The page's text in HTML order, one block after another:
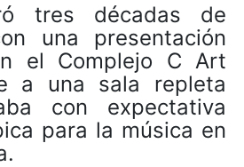
tres décadas de
una presentación
el Complejo C Art
a una sala repleta
con expectativa
para la música en